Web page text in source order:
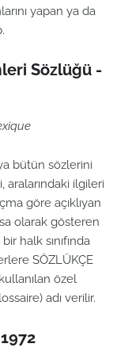
yapan ya da
Sözlüğü -
bütün sözlerini
aralarındaki ilgileri
göre açıklıyan
olarak gösteren
halk sınıfında
SÖZLÜKÇE
özel
adı verilir.